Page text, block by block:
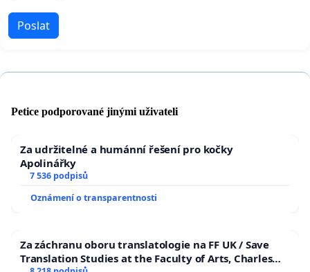
Poslat
Petice podporované jinými uživateli
Za udržitelné a humánní řešení pro kočky
Apolinářky
7 536 podpisů
Oznámení o transparentnosti
Za záchranu oboru translatologie na FF UK / Save
Translation Studies at the Faculty of Arts, Charles